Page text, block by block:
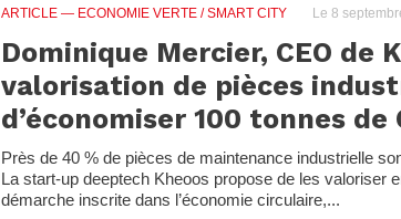
ARTICLE — ECONOMIE VERTE / SMART CITY Le 8
Dominique Mercier, CEO de
valorisation de pièces
d’économiser 100 tonnes de
Près de 40 % de pièces de maintenance industrielle
La start-up deeptech Kheoos propose de les valoriser
démarche inscrite dans l’économie circulaire,...